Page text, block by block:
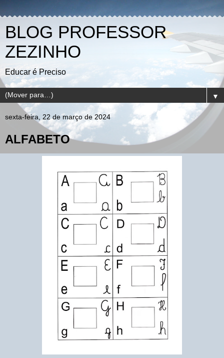
BLOG PROFESSOR
ZEZINHO
Educar é Preciso
▼
sexta-feira, 22 de março de 2024
ALFABETO